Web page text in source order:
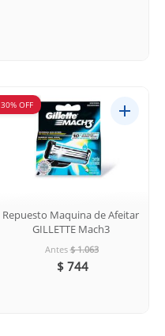
30% OFF
Repuesto Maquina de Afeitar
GILLETTE Mach3
Antes $ 1.063
$ 744